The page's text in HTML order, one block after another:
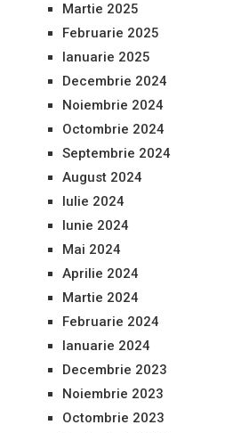
Martie 2025
Februarie 2025
Ianuarie 2025
Decembrie 2024
Noiembrie 2024
Octombrie 2024
Septembrie 2024
August 2024
Iulie 2024
Iunie 2024
Mai 2024
Aprilie 2024
Martie 2024
Februarie 2024
Ianuarie 2024
Decembrie 2023
Noiembrie 2023
Octombrie 2023